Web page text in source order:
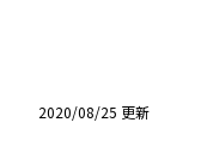
2020/08/25 更新